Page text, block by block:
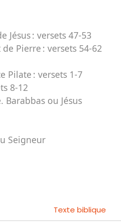
Jésus : versets 47-53
de Pierre : versets 54-62
Pilate : versets 1-7
8-12
ou Jésus
Seigneur
Texte biblique